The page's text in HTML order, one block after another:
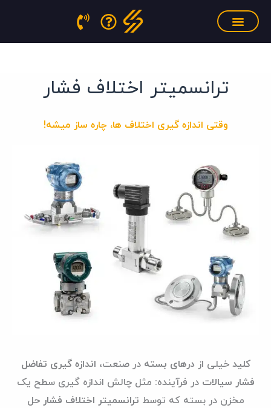
رفتن
ترانسمیتر اختلاف فشار
وقتی اندازه گیری اختلاف ها، چاره ساز میشه!
کلید خیلی از درهای بسته در صنعت، اندازه گیری تفاضل
فشار سیالات در فرآینده: مثل چالش اندازه گیری سطح یک
مخزن در بسته که توسط ترانسمیتر اختلاف فشار حل